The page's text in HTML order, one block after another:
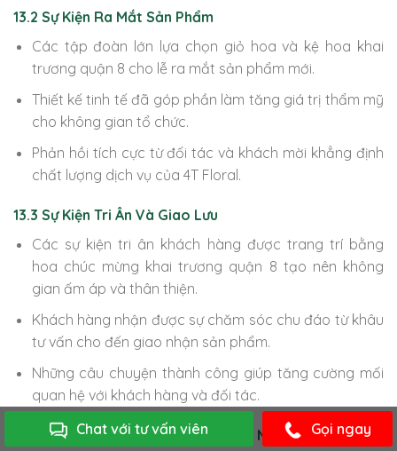
Chat với tư vấn viên Gọi ngay
13.2 Sự Kiện Ra Mắt Sản Phẩm
Các tập đoàn lớn lựa chọn giỏ hoa và kệ hoa khai
trương quận 8 cho lễ ra mắt sản phẩm mới.
Thiết kế tinh tế đã góp phần làm tăng giá trị thẩm mỹ
cho không gian tổ chức.
Phản hồi tích cực từ đối tác và khách mời khẳng định
chất lượng dịch vụ của 4T Floral.
13.3 Sự Kiện Tri Ân Và Giao Lưu
Các sự kiện tri ân khách hàng được trang trí bằng
hoa chúc mừng khai trương quận 8 tạo nên không
gian ấm áp và thân thiện.
Khách hàng nhận được sự chăm sóc chu đáo từ khâu
tư vấn cho đến giao nhận sản phẩm.
Những câu chuyện thành công giúp tăng cường mối
quan hệ với khách hàng và đối tác.
13.4 Trải Nghiệm Cá Nhân Và Doanh Nghiệp